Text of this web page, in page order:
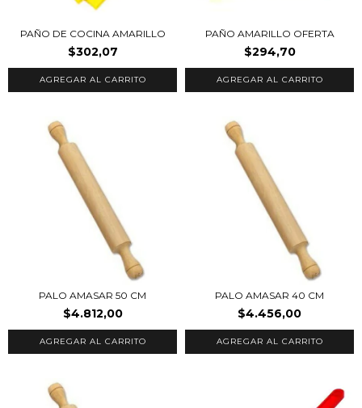
PAÑO DE COCINA AMARILLO
$302,07
PAÑO AMARILLO OFERTA
$294,70
PALO AMASAR 50 CM
$4.812,00
PALO AMASAR 40 CM
$4.456,00